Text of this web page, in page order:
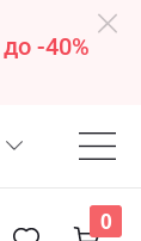
-40%
0